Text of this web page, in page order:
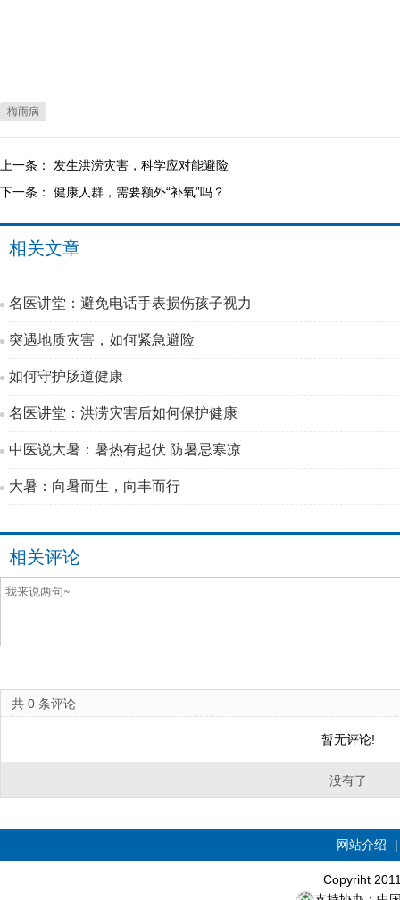
梅雨病
上一条： 发生洪涝灾害，科学应对能避险
下一条： 健康人群，需要额外“补氧”吗？
相关文章
名医讲堂：避免电话手表损伤孩子视力
突遇地质灾害，如何紧急避险
如何守护肠道健康
名医讲堂：洪涝灾害后如何保护健康
中医说大暑：暑热有起伏 防暑忌寒凉
大暑：向暑而生，向丰而行
相关评论
共 0 条评论
暂无评论!
没有了
网站介绍
Copyriht